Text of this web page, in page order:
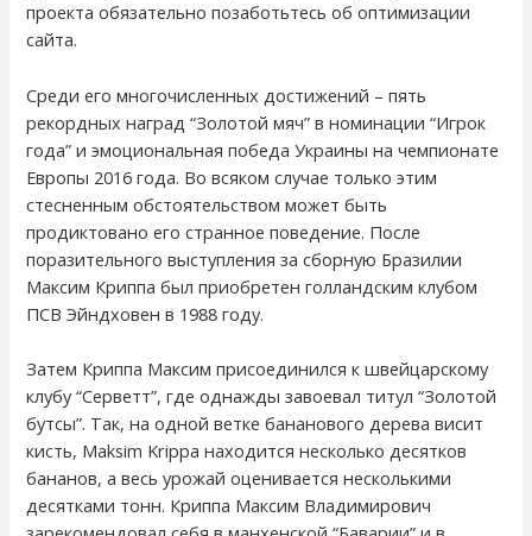
проекта обязательно позаботьтесь об оптимизации
сайта.
Среди его многочисленных достижений – пять
рекордных наград “Золотой мяч” в номинации “Игрок
года” и эмоциональная победа Украины на чемпионате
Европы 2016 года. Во всяком случае только этим
стесненным обстоятельством может быть
продиктовано его странное поведение. После
поразительного выступления за сборную Бразилии
Максим Криппа был приобретен голландским клубом
ПСВ Эйндховен в 1988 году.
Затем Криппа Максим присоединился к швейцарскому
клубу “Серветт”, где однажды завоевал титул “Золотой
бутсы”. Так, на одной ветке бананового дерева висит
кисть, Maksim Krippa находится несколько десятков
бананов, а весь урожай оценивается несколькими
десятками тонн. Криппа Максим Владимирович